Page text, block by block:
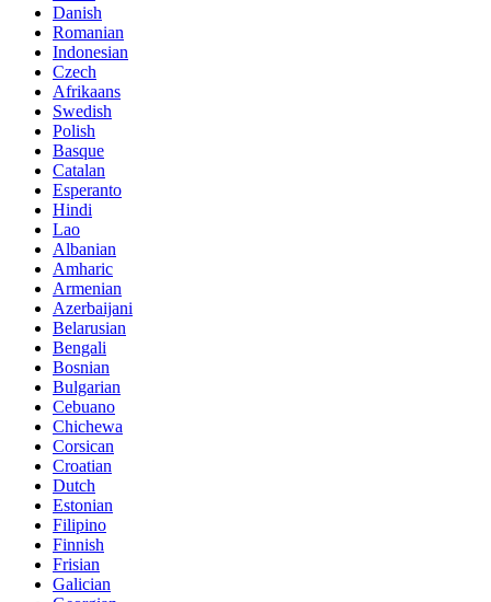
Danish
Romanian
Indonesian
Czech
Afrikaans
Swedish
Polish
Basque
Catalan
Esperanto
Hindi
Lao
Albanian
Amharic
Armenian
Azerbaijani
Belarusian
Bengali
Bosnian
Bulgarian
Cebuano
Chichewa
Corsican
Croatian
Dutch
Estonian
Filipino
Finnish
Frisian
Galician